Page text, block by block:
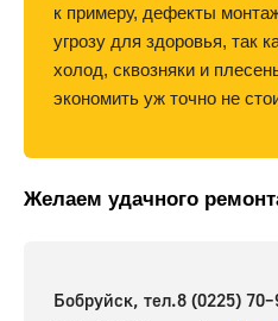
к примеру, дефекты
угрозу для здоровья, так
холод, сквозняки и
экономить уж точно не
Желаем удачного
Бобруйск, тел.8 (0225)